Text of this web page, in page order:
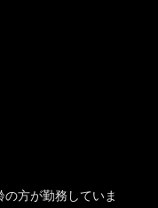
方が勤務していま